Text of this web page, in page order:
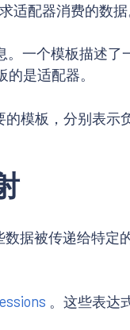
适配器消费的数据
。一个模板描述了
是适配器。
的模板，分别表示
数据被传递给特定
。这些表达